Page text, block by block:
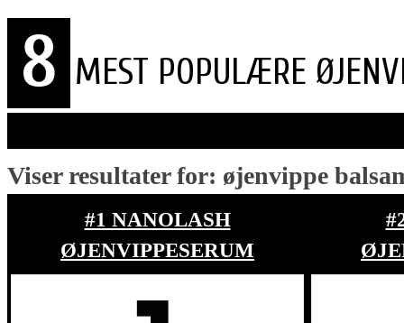
8 MEST POPULÆRE
Viser resultater for: øjenvippe
#1 NANOLASH
ØJENVIPPESERUM